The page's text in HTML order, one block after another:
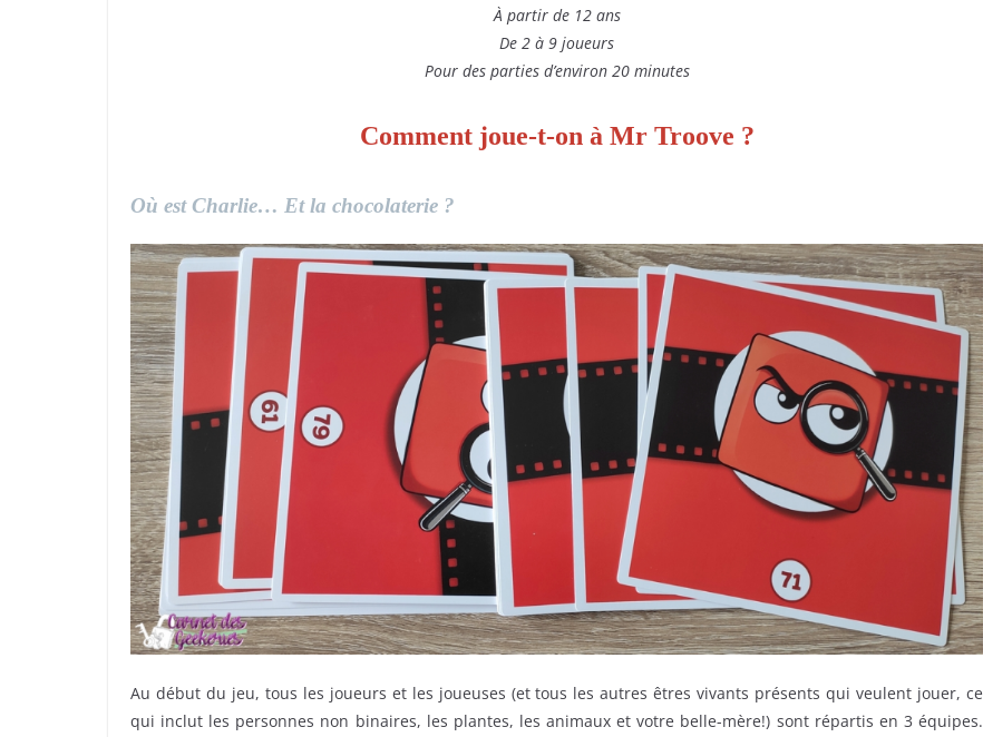
À partir de 12 ans
De 2 à 9 joueurs
Pour des parties d’environ 20 minutes
Comment joue-t-on à Mr Troove ?
Où est Charlie… Et la chocolaterie ?
Au début du jeu, tous les joueurs et les joueuses (et tous les autres êtres vivants présents qui veulent jouer, ce
qui inclut les personnes non binaires, les plantes, les animaux et votre belle-mère!) sont répartis en 3 équipes.